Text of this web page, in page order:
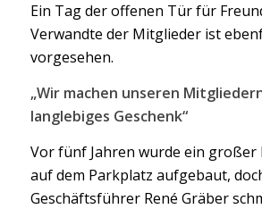
Ein Tag der offenen Tür für
Verwandte der Mitglieder ist
vorgesehen.
„Wir machen unseren
langlebiges Geschenk“
Vor fünf Jahren wurde ein großer
auf dem Parkplatz aufgebaut,
Geschäftsführer René Gräber